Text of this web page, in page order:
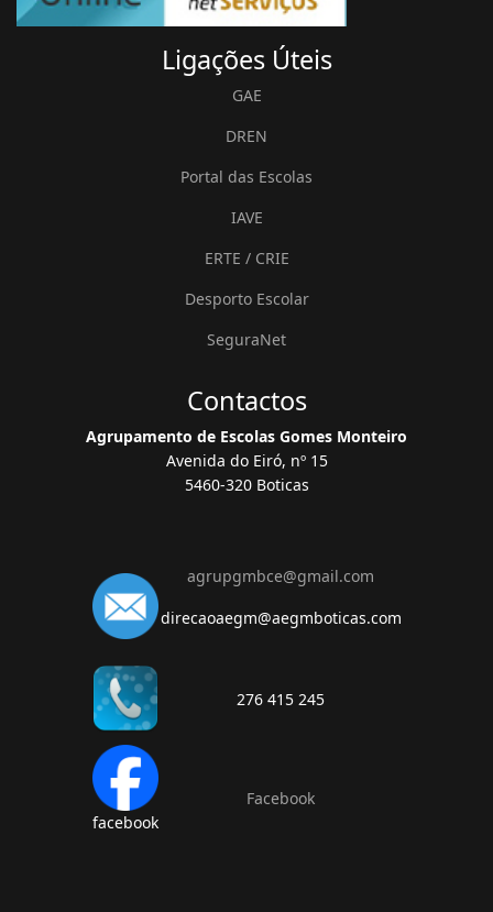
LigaçõesÚteis
GAE
DREN
Portal das Escolas
IAVE
ERTE / CRIE
Desporto Escolar
SeguraNet
Contactos
Agrupamento de Escolas Gomes Monteiro
Avenida do Eiró, nº 15
5460-320 Boticas
agrupgmbce@gmail.com
direcaoaegm@aegmboticas.com
276 415 245
facebook
Facebook